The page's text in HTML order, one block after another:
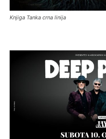
Knjiga Tanka crna linija